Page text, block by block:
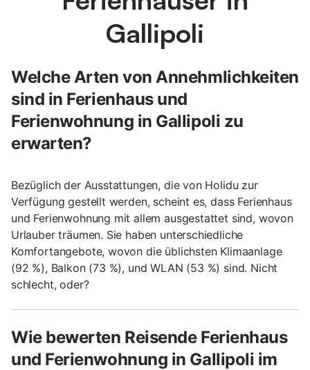
Gallipoli
Welche Arten von Annehmlichkeiten
sind in Ferienhaus und
Ferienwohnung in Gallipoli zu
erwarten?
Bezüglich der Ausstattungen, die von Holidu zur
Verfügung gestellt werden, scheint es, dass Ferienhaus
und Ferienwohnung mit allem ausgestattet sind, wovon
Urlauber träumen. Sie haben unterschiedliche
Komfortangebote, wovon die üblichsten Klimaanlage
(92 %), Balkon (73 %), und WLAN (53 %) sind. Nicht
schlecht, oder?
Wie bewerten Reisende Ferienhaus
und Ferienwohnung in Gallipoli im